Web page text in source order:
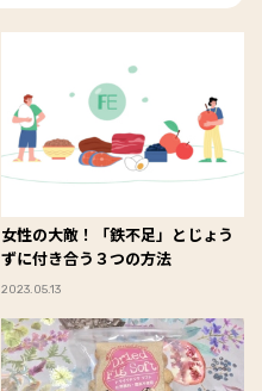
女性の大敵！「鉄不足」とじょう
ずに付き合う３つの方法
2023.05.13